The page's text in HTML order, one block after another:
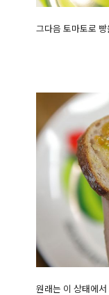
그다음 토마토로
원래는 이 상태에